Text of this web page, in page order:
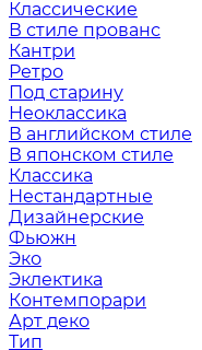
Классические
В стиле прованс
Кантри
Ретро
Под старину
Неоклассика
В английском стиле
В японском стиле
Классика
Нестандартные
Дизайнерские
Фьюжн
Эко
Эклектика
Контемпорари
Арт деко
Тип